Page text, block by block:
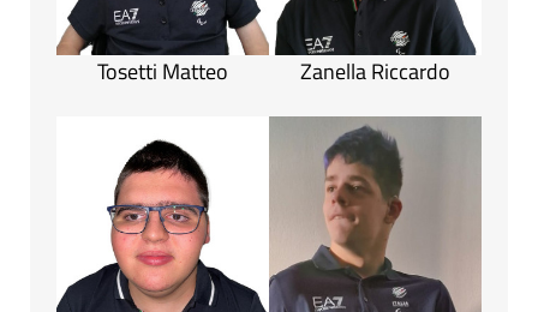
Tosetti Matteo Zanella Riccardo